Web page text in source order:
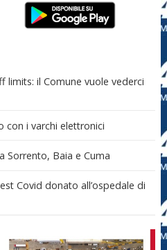
limits: il Comune vuole vederci
con i varchi elettronici
Sorrento, Baia e Cuma
Covid donato all’ospedale di